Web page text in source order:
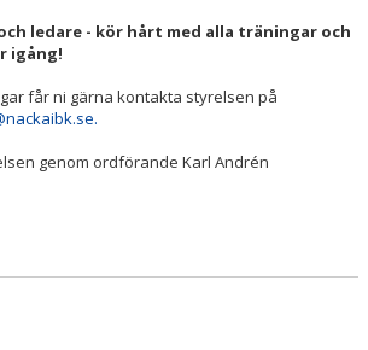
ledare - kör hårt med alla träningar och
igång!
får ni gärna kontakta styrelsen på
genom ordförande Karl Andrén